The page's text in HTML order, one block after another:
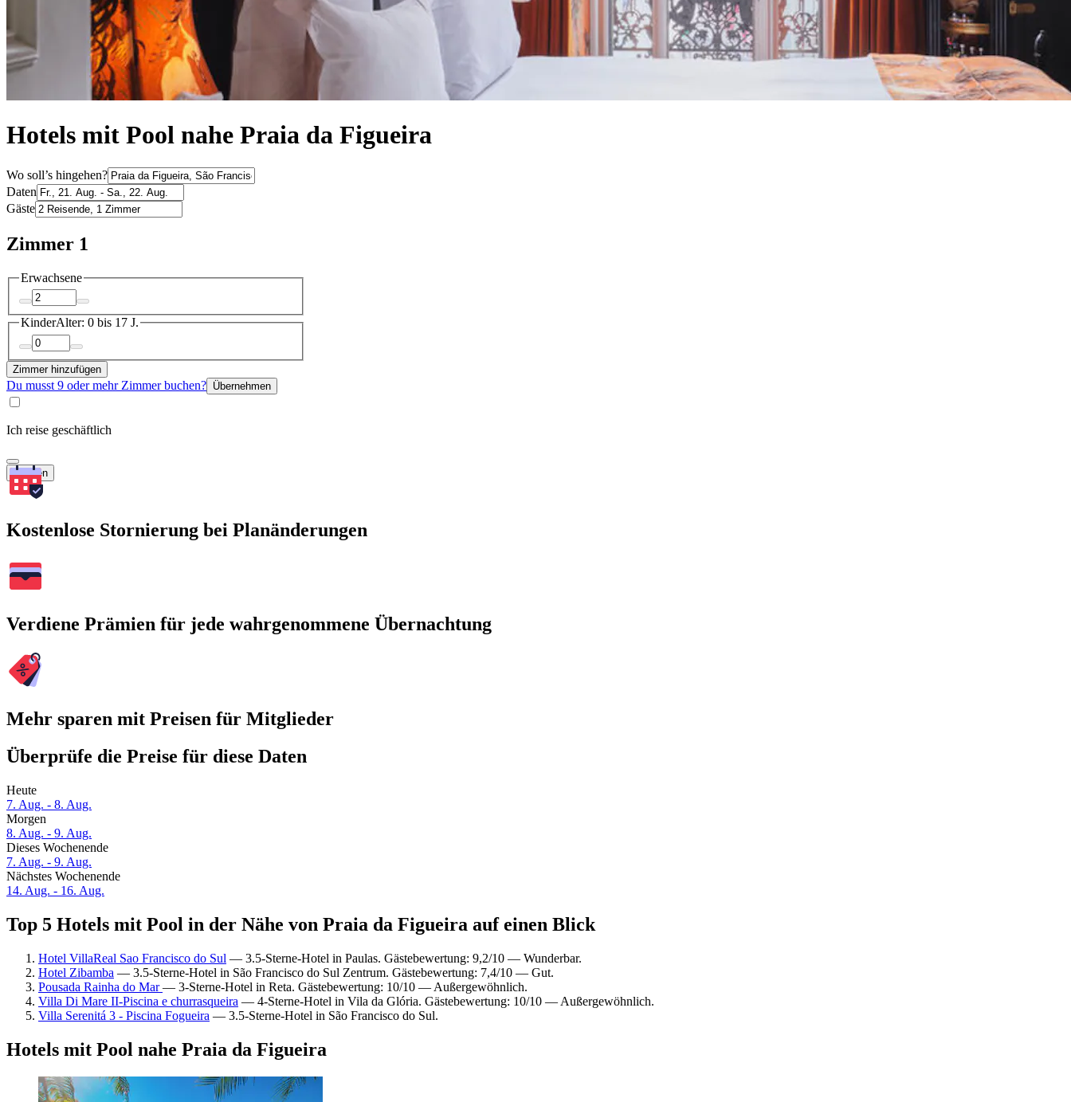
Hotels mit Pool nahe Praia da Figueira
Wo soll’s hingehen?
Daten
Gäste
Zimmer 1
Erwachsene
KinderAlter: 0 bis 17 J.
Zimmer hinzufügen
Du musst 9 oder mehr Zimmer buchen? Übernehmen
Ich reise geschäftlich
Suchen
Kostenlose Stornierung bei Planänderungen
Verdiene Prämien für jede wahrgenommene Übernachtung
Mehr sparen mit Preisen für Mitglieder
Überprüfe die Preise für diese Daten
Heute
7. Aug. - 8. Aug.
Morgen
8. Aug. - 9. Aug.
Dieses Wochenende
7. Aug. - 9. Aug.
Nächstes Wochenende
14. Aug. - 16. Aug.
Top 5 Hotels mit Pool in der Nähe von Praia da Figueira auf einen Blick
Hotel VillaReal Sao Francisco do Sul — 3.5-Sterne-Hotel in Paulas. Gästebewertung: 9,2/10 — Wunderbar.
Hotel Zibamba — 3.5-Sterne-Hotel in São Francisco do Sul Zentrum. Gästebewertung: 7,4/10 — Gut.
Pousada Rainha do Mar— 3-Sterne-Hotel in Reta. Gästebewertung: 10/10 — Außergewöhnlich.
Villa Di Mare II-Piscina e churrasqueira — 4-Sterne-Hotel in Vila da Glória. Gästebewertung: 10/10 — Außergewöhnlich.
Villa Serenitá 3 - Piscina Fogueira — 3.5-Sterne-Hotel in São Francisco do Sul.
Hotels mit Pool nahe Praia da Figueira